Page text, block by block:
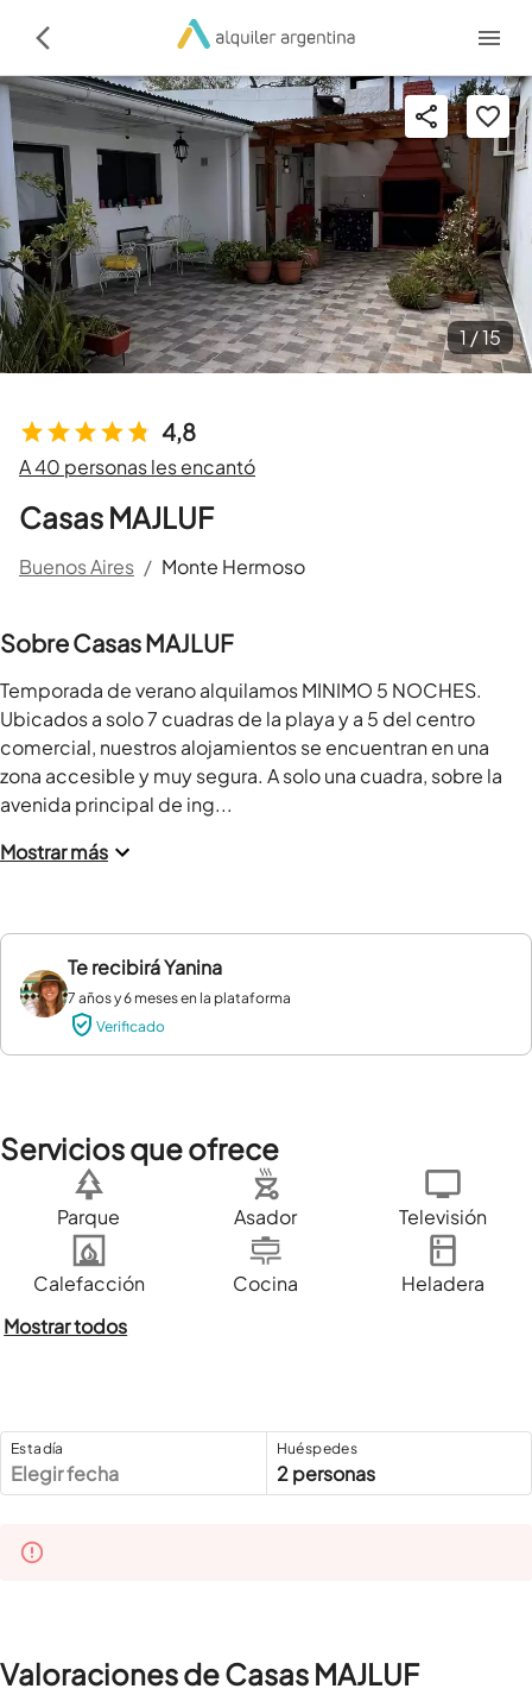
4,8
A 40 personas les encantó
Casas MAJLUF
Buenos Aires / Monte Hermoso
1 /15
Sobre Casas MAJLUF
Temporada de verano alquilamos MINIMO 5 NOCHES.
Ubicados a solo 7 cuadras de la playa y a 5 del centro
comercial, nuestros alojamientos se encuentran en una
zona accesible y muy segura. A solo una cuadra, sobre la
avenida principal de ing...
Mostrar más
Te recibiráYanina
7 años y 6 meses en la plataforma
Verificado
Servicios que ofrece
Parque Asador Televisión
Calefacción Cocina
Heladera
Mostrar todos
Estadía
Elegir fecha
Huéspedes
2 personas
Valoraciones de Casas MAJLUF